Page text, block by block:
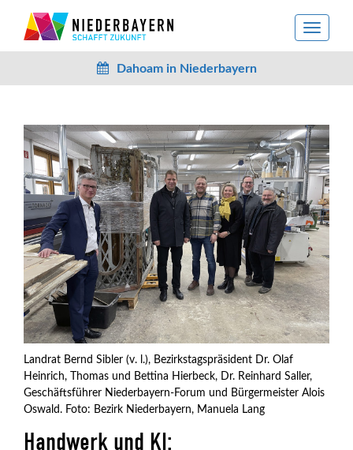
toggle
Dahoam in Niederbayern
Landrat Bernd Sibler (v. l.), Bezirkstagspräsident Dr. Olaf
Heinrich, Thomas und Bettina Hierbeck, Dr. Reinhard Saller,
Geschäftsführer Niederbayern-Forum und Bürgermeister Alois
Oswald. Foto: Bezirk Niederbayern, Manuela Lang
Handwerk und KI: